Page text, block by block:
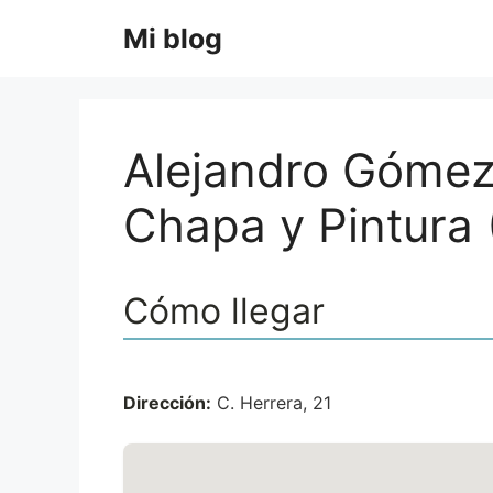
Mi blog
Alejandro
Chapa y Pintura
Cómo llegar
Dirección: C. Herrera, 21